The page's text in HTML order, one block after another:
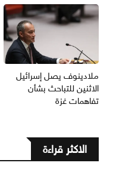
ملادينوف يصل إسرائيل
الاثنين للتباحث بشأن
تفاهمات غزة
الاكثر قراءة